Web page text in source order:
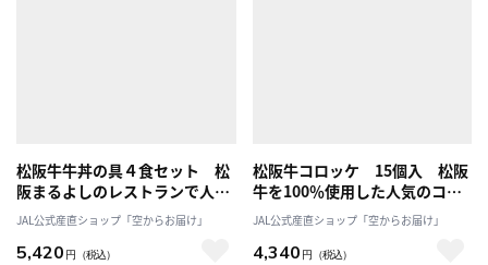
松阪牛牛丼の具４食セット 松
阪まるよしのレストランで人気
メニューの牛肉丼をご自宅でお
楽しみいただけます 「まるよ
し」 送料無料
JAL公式産直ショップ「空からお届け」
5,420 円 （税込）
松阪牛コロッケ 15個入 松阪
牛を100％使用した人気のコロ
ッケをご自宅でお楽しみいただ
けます「まるよし」 送料無料
JAL公式産直ショップ「空からお届け」
4,340 円 （税込）